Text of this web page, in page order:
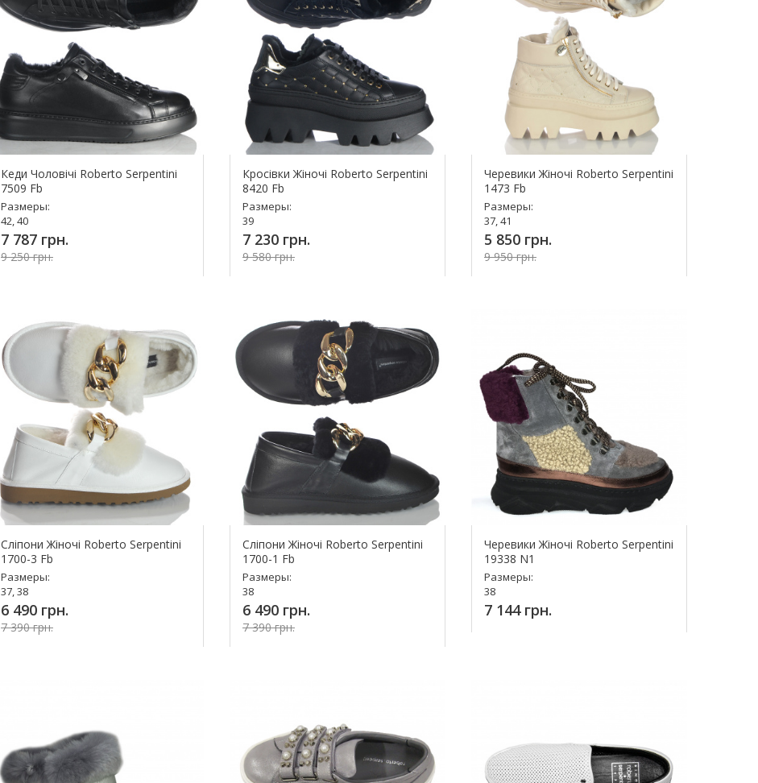
Кеди Чоловічі Roberto Serpentini
7509 Fb
Размеры:
42, 40
7 787 грн.
9 250 грн.
Кросівки Жіночі Roberto Serpentini
8420 Fb
Размеры:
39
7 230 грн.
9 580 грн.
Черевики Жіночі Roberto Serpentini
1473 Fb
Размеры:
37, 41
5 850 грн.
9 950 грн.
Сліпони Жіночі Roberto Serpentini
1700-3 Fb
Размеры:
37, 38
6 490 грн.
7 390 грн.
Сліпони Жіночі Roberto Serpentini
1700-1 Fb
Размеры:
38
6 490 грн.
7 390 грн.
Черевики Жіночі Roberto Serpentini
19338 N1
Размеры:
38
7 144 грн.